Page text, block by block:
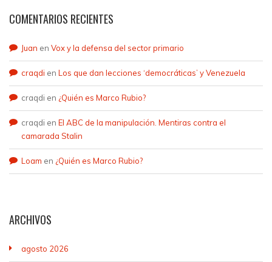
COMENTARIOS RECIENTES
Juan en Vox y la defensa del sector primario
craqdi en Los que dan lecciones ‘democráticas’ y Venezuela
craqdi en ¿Quién es Marco Rubio?
craqdi en El ABC de la manipulación. Mentiras contra el
camarada Stalin
Loam en ¿Quién es Marco Rubio?
ARCHIVOS
agosto 2026